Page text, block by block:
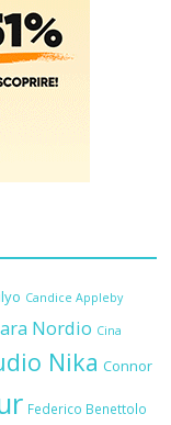
Candice Appleby
Nordio Cina
Nika Connor
Federico Benettolo